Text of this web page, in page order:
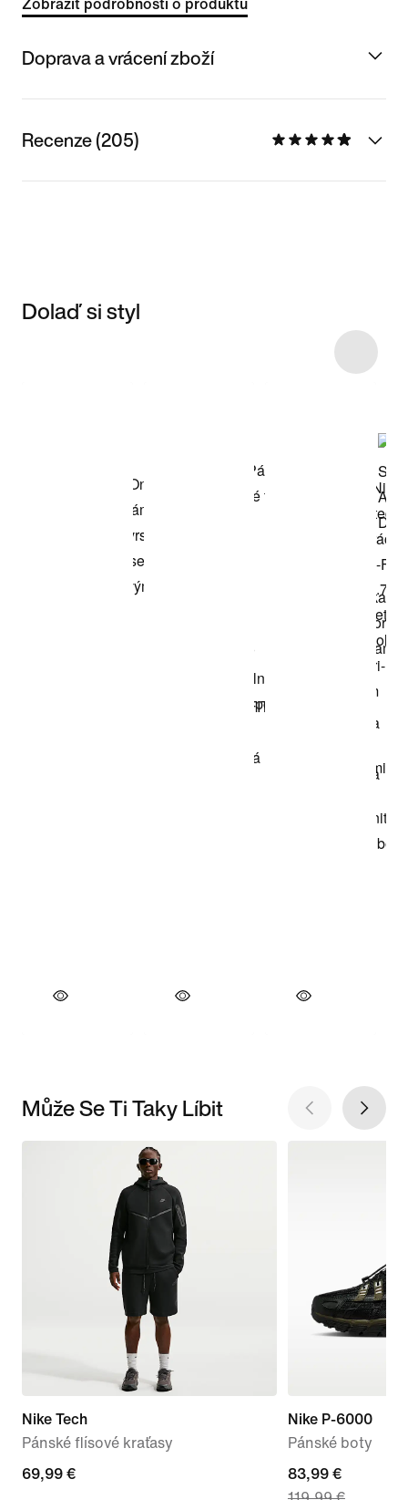
Zobrazit podrobnosti o produktu
Doprava a vrácení zboží
Recenze (205)
Dolaď si styl
Může Se Ti Taky Líbit
Nike Tech
Pánské flísové kraťasy
69,99 €
69,99 €
Nike P-6000
Pánské boty
current
83,99 €